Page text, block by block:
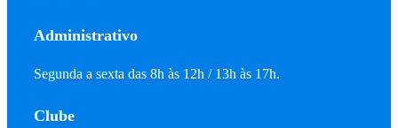
Administrativo
Segunda a sexta das 8h às 12h / 13h às 17h.
Clube